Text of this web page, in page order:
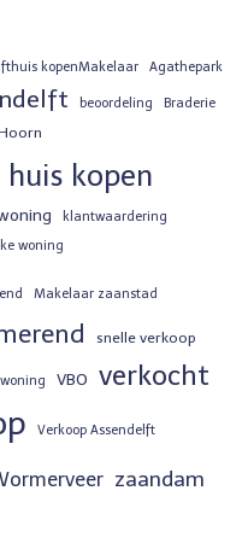
kopenMakelaar Agathepark
beoordeling Braderie
huis kopen
klantwaardering
woning
Makelaar zaanstad
snelle verkoop
VBO verkocht
Verkoop Assendelft
zaandam